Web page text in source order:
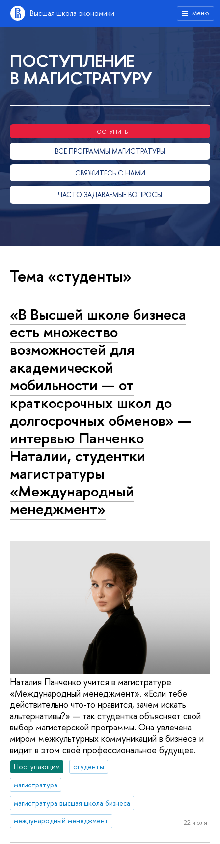
Высшая школа экономики Меню
ПОСТУПЛЕНИЕ
В МАГИСТРАТУРУ
ПОСТУПИТЬ
ВСЕ ПРОГРАММЫ МАГИСТРАТУРЫ
СВЯЖИТЕСЬ С НАМИ
ЧАСТО ЗАДАВАЕМЫЕ ВОПРОСЫ
Тема «студенты»
«В Высшей школе бизнеса
есть множество
возможностей для
академической
мобильности — от
краткосрочных школ до
долгосрочных обменов» —
интервью Панченко
Наталии, студентки
магистратуры
«Международный
менеджмент»
Наталия Панченко учится в магистратуре
«Международный менеджмент». «Если тебе
действительно что-то нравится, зачем искать
альтернативы?» — так студентка объясняет свой
выбор магистерской программы. Она увлечена
миром межкультурных коммуникаций в бизнесе и
видит в этом своё профессиональное будущее.
Поступающим
студенты
магистратура
магистратура высшая школа бизнеса
международный менеджмент
22 июля